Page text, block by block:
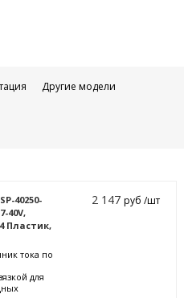
Другие модели
40250-
40V,
Пластик,
тока по
для
2 147руб /шт